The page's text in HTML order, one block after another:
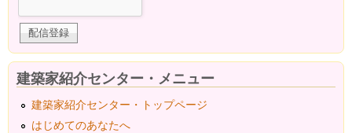
建築家紹介センター・メニュー
建築家紹介センター・トップページ
はじめてのあなたへ